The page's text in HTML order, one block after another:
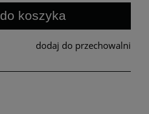
do koszyka
dodaj do przechowalni